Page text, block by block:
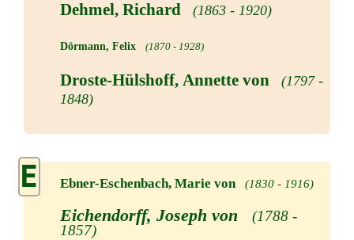
Dehmel, Richard (1863 - 1920)
Dörmann, Felix (1870 - 1928)
Droste-Hülshoff, Annette von
(1797 -
1848)
E Ebner-Eschenbach, Marie von (1830 - 1916)
Eichendorff, Joseph von
(1788 -
1857)